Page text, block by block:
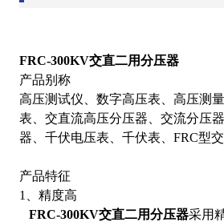
FRC-300KV交直二用分压器
产品别称
高压测试仪、数字高压表、高压测
表、交直流高压分压器、交流分压
器、千伏电压表、千伏表、FRC型
产品特征
1、精度高
FRC-300KV交直二用分压器采用